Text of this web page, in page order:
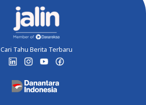
Cari Tahu Berita Terbaru